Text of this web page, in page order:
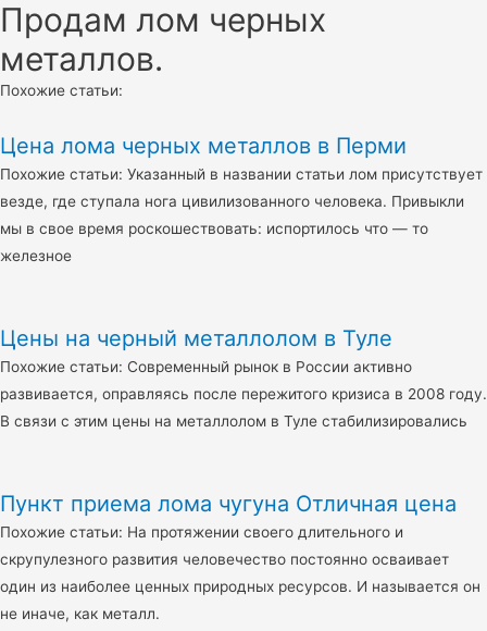
Продам лом черных
металлов.
Похожие статьи:
Цена лома черных металлов в Перми
Похожие статьи: Указанный в названии статьи лом присутствует
везде, где ступала нога цивилизованного человека. Привыкли
мы в свое время роскошествовать: испортилось что — то
железное
Цены на черный металлолом в Туле
Похожие статьи: Современный рынок в России активно
развивается, оправляясь после пережитого кризиса в 2008 году.
В связи с этим цены на металлолом в Туле стабилизировались
Пункт приема лома чугуна Отличная цена
Похожие статьи: На протяжении своего длительного и
скрупулезного развития человечество постоянно осваивает
один из наиболее ценных природных ресурсов. И называется он
не иначе, как металл.